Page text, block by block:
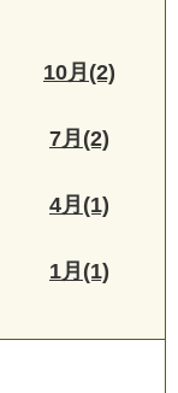
10月(2)
7月(2)
4月(1)
1月(1)